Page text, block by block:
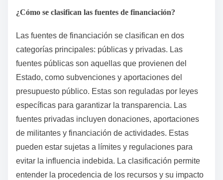
¿Cómo se clasifican las fuentes de financiación?
Las fuentes de financiación se clasifican en dos
categorías principales: públicas y privadas. Las
fuentes públicas son aquellas que provienen del
Estado, como subvenciones y aportaciones del
presupuesto público. Estas son reguladas por leyes
específicas para garantizar la transparencia. Las
fuentes privadas incluyen donaciones, aportaciones
de militantes y financiación de actividades. Estas
pueden estar sujetas a límites y regulaciones para
evitar la influencia indebida. La clasificación permite
entender la procedencia de los recursos y su impacto